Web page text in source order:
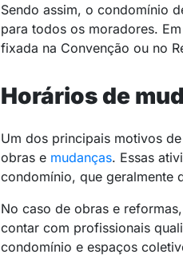
Sendo assim, o condomínio
para todos os moradores.
fixada na Convenção ou no
Horários de
Um dos principais motivos
obras e mudanças. Essas
condomínio, que geralmente
No caso de obras e
contar com profissionais
condomínio e espaços